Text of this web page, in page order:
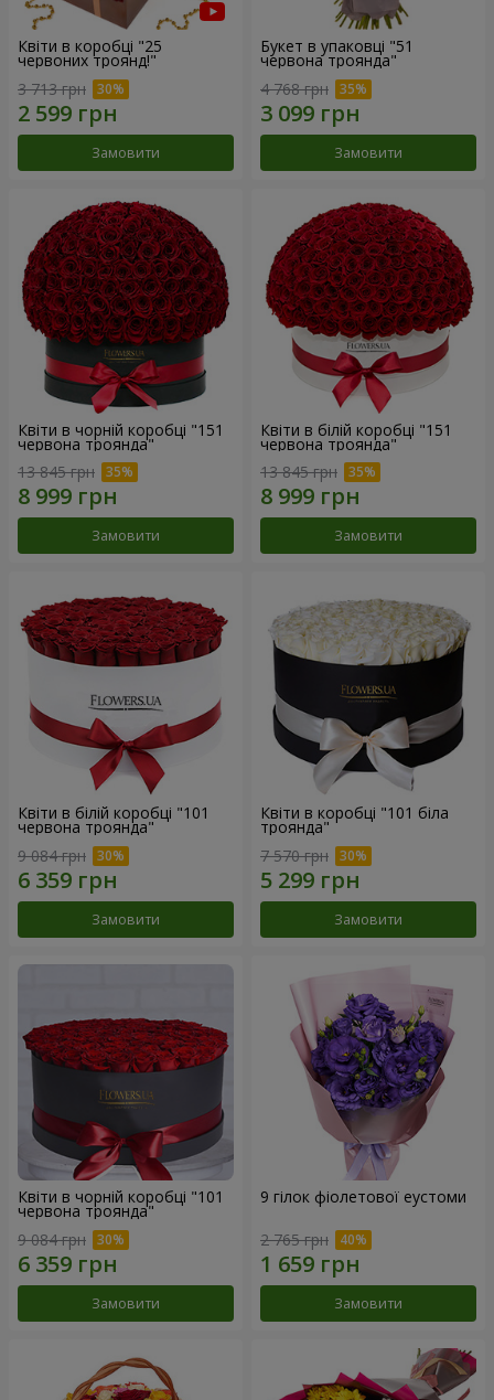
Квіти в коробці "25
червоних троянд!"
3 713 грн
Замовити
Букет в упаковці "51
червона троянда"
4 768 грн
Замовити
Квіти в чорній коробці "151
червона троянда"
13 845 грн
Замовити
Квіти в білій коробці "151
червона троянда"
13 845 грн
Замовити
Квіти в білій коробці "101
червона троянда"
9 084 грн
Замовити
Квіти в коробці "101 біла
троянда"
7 570 грн
Замовити
Квіти в чорній коробці "101
червона троянда"
9 084 грн
Замовити
9 гілок фіолетової еустоми
2 765 грн
Замовити